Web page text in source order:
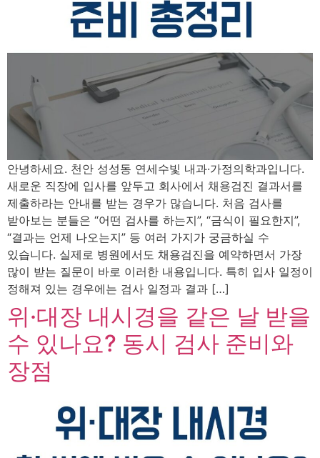
안녕하세요. 천안 성성동 연세수빛 내과·가정의학과입니다.
새로운 직장에 입사를 앞두고 회사에서 채용검진 결과서를
제출하라는 안내를 받는 경우가 많습니다. 처음 검사를
받아보는 분들은 “어떤 검사를 하는지”, “금식이 필요한지”,
“결과는 언제 나오는지” 등 여러 가지가 궁금하실 수
있습니다. 실제로 병원에서도 채용검진을 예약하면서 가장
많이 받는 질문이 바로 이러한 내용입니다. 특히 입사 일정이
정해져 있는 경우에는 검사 일정과 결과 […]
위·대장 내시경을 같은 날 받을
수 있나요? 동시 검사 준비와
장점